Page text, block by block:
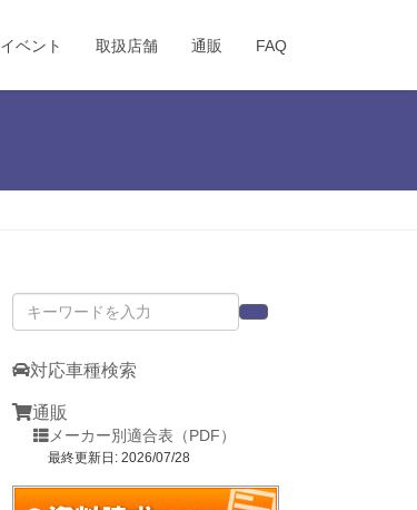
イベント 取扱店舗 通販 FAQ
対応車種検索
通販
メーカー別適合表（PDF）
最終更新日: 2026/07/28